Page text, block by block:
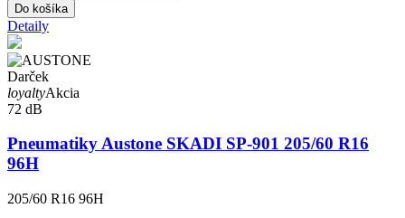
Do košíka
Detaily
Darček
loyaltyAkcia
72 dB
Pneumatiky Austone SKADI SP-901 205/60 R16
96H
205/60 R16 96H